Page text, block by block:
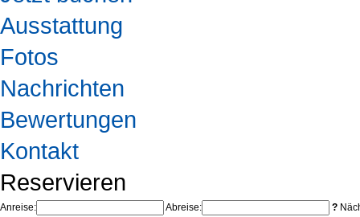
Ausstattung
Fotos
Nachrichten
Bewertungen
Kontakt
Reservieren
Anreise: Abreise: ?